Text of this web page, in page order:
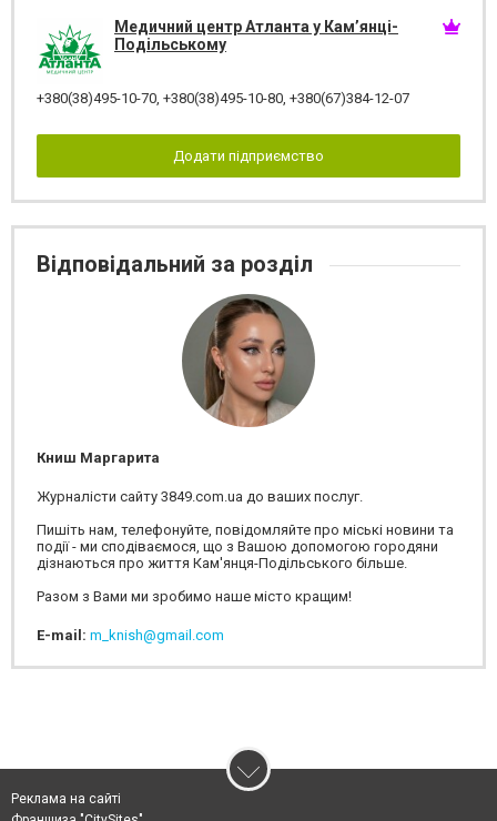
Медичний центр Атланта у Кам’янці-
Подільському
+380(38)495-10-70 +380(38)495-10-80 +380(67)384-12-07
Додати підприємство
Відповідальний за розділ
Книш Маргарита
Журналісти сайту 3849.com.ua до ваших послуг.
Пишіть нам, телефонуйте, повідомляйте про міські новини та
події - ми сподіваємося, що з Вашою допомогою городяни
дізнаються про життя Кам'янця-Подільського більше.
Разом з Вами ми зробимо наше місто кращим!
E-mail: m_knish@gmail.com
Реклама на сайті